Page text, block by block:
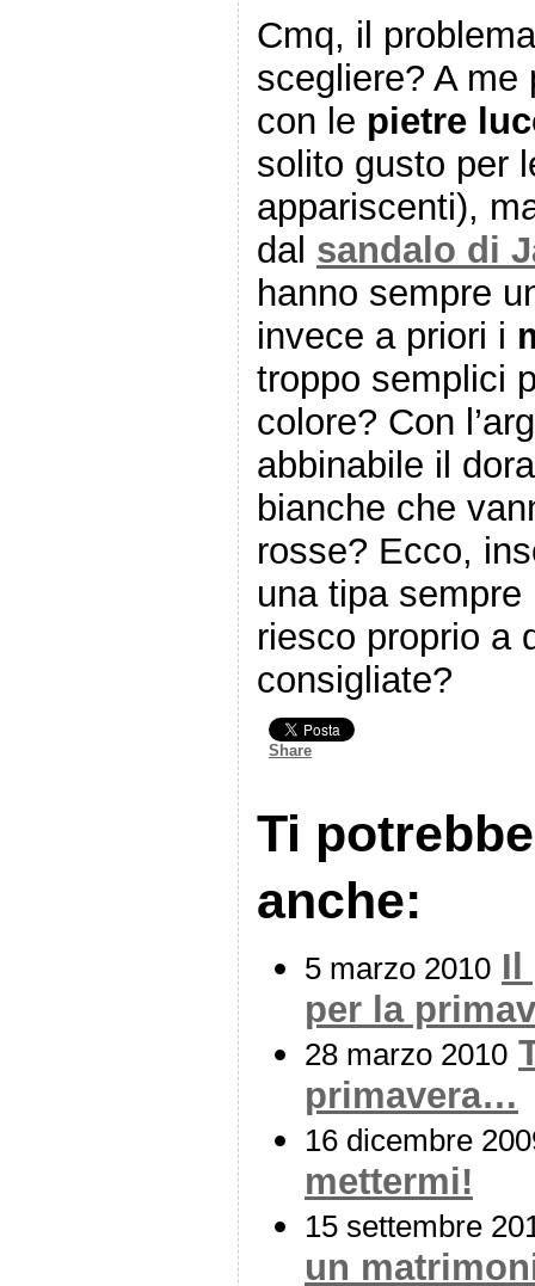
Cmq, il
scegliere? A
con le pietre
solito gusto per
appariscenti),
dal sandalo di
hanno sempre
invece a priori i
troppo semplici
colore? Con
abbinabile il
bianche che
rosse? Ecco,
una tipa
riesco proprio a
consigliate?
Share
Ti
anche:
5 marzo 2010 Il
per la
28 marzo 2010
primavera…
16 dicembre
mettermi!
15 settembre
un